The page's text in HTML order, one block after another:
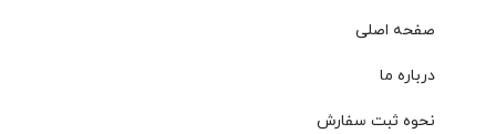
صفحه اصلی
درباره ما
نحوه ثبت سفارش